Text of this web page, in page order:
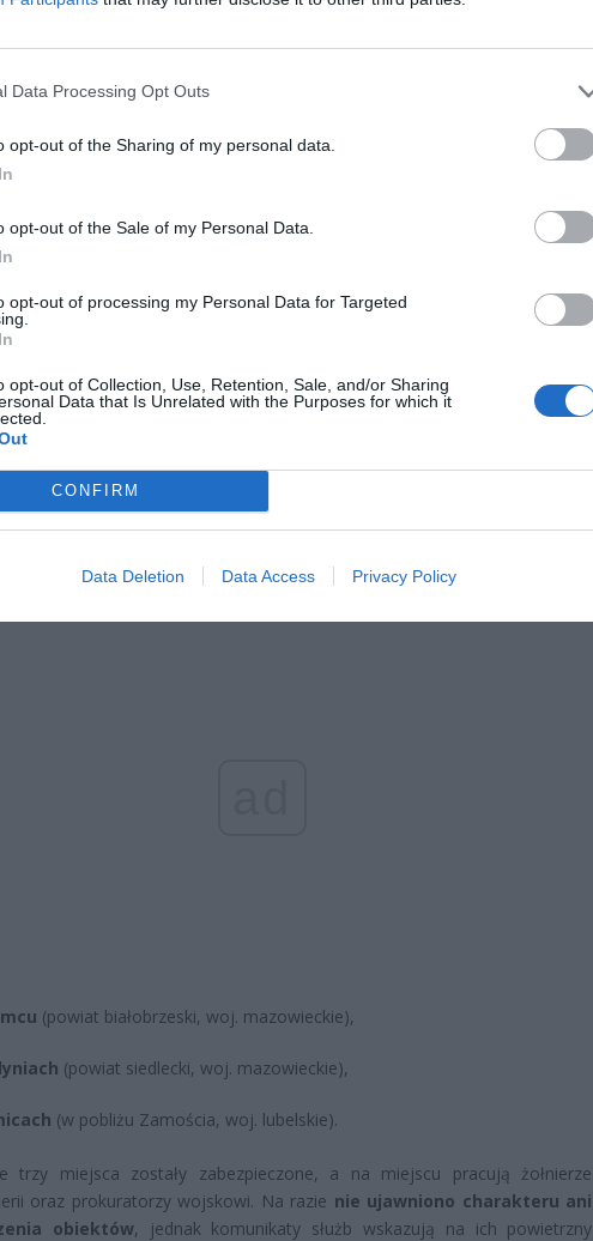
Data Processing Opt Outs
opt-out of the Sharing of my personal data.
opt-out of the Sale of my Personal Data.
opt-out of processing my Personal Data for Targeted
opt-out of Collection, Use, Retention, Sale, and/or Sharing
Data that Is Unrelated with the Purposes for which it
CONFIRM
Data Deletion Data Access Privacy Policy
obiekty zostały ujawnione w:
3600 zł miesięcznie zamiast 800+. Nowa propozycja dla
dzieci do 3. roku życia
podniesie próg 500 plus dla seniorów. Policzyliśmy, ile może
wypłata przy emeryturze od 2200 do 2700 zł
2026 19:14
(powiat białobrzeski, woj. mazowieckie),
(powiat siedlecki, woj. mazowieckie),
(w pobliżu Zamościa, woj. lubelskie).
trzy miejsca zostały zabezpieczone, a na miejscu pracują żołnierze
oraz prokuratorzy wojskowi. Na razie nie ujawniono charakteru ani
obiektów, jednak komunikaty służb wskazują na ich powietrzny